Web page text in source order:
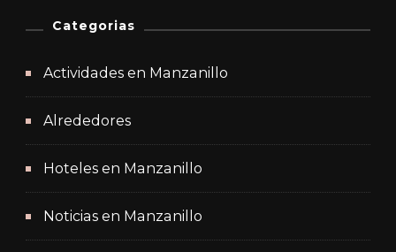
Categorias
Actividades en Manzanillo
Alrededores
Hoteles en Manzanillo
Noticias en Manzanillo